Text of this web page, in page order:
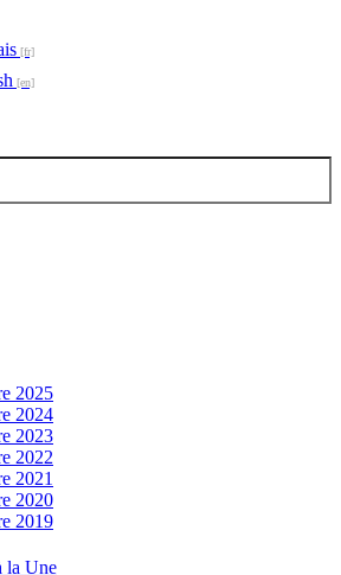
2025
2024
2023
2022
2021
2020
2019
la Une